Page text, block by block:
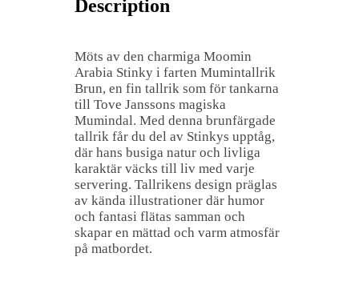
Description
Möts av den charmiga Moomin
Arabia Stinky i farten Mumintallrik
Brun, en fin tallrik som för tankarna
till Tove Janssons magiska
Mumindal. Med denna brunfärgade
tallrik får du del av Stinkys upptåg,
där hans busiga natur och livliga
karaktär väcks till liv med varje
servering. Tallrikens design präglas
av kända illustrationer där humor
och fantasi flätas samman och
skapar en mättad och varm atmosfär
på matbordet.